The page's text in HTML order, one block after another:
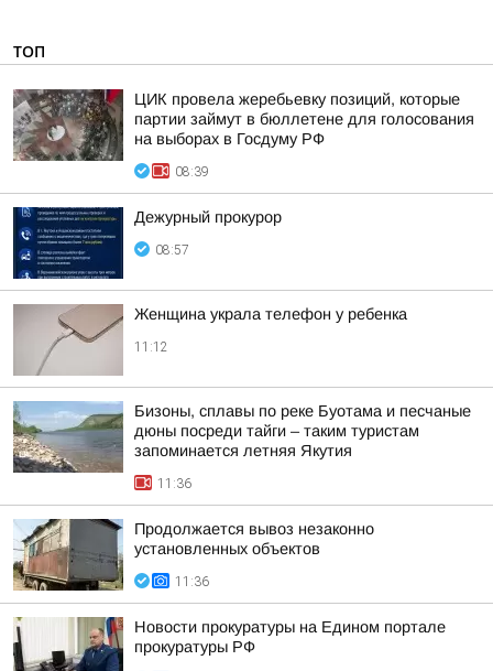
ТОП
ЦИК провела жеребьевку позиций, которые
партии займут в бюллетене для голосования
на выборах в Госдуму РФ
08:39
Дежурный прокурор
08:57
Женщина украла телефон у ребенка
11:12
Бизоны, сплавы по реке Буотама и песчаные
дюны посреди тайги – таким туристам
запоминается летняя Якутия
11:36
Продолжается вывоз незаконно
установленных объектов
11:36
Новости прокуратуры на Едином портале
прокуратуры РФ